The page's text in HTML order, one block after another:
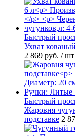
Быстрый
Ухват
2 869 руб. / шт
Быстрый
Жаровня
подставке 2